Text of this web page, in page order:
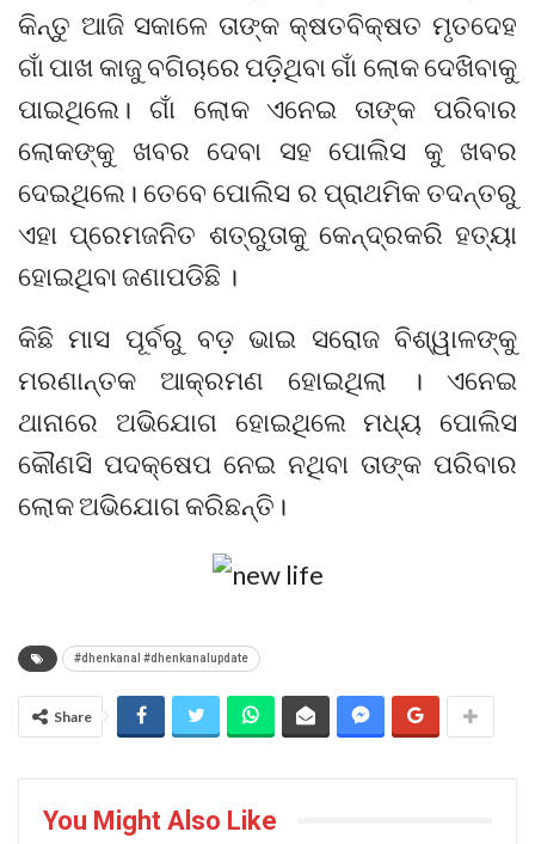
କିନ୍ତୁ ଆଜି ସକାଳେ ତାଙ୍କ କ୍ଷତବିକ୍ଷତ ମୃତଦେହ
ଗାଁ ପାଖ କାଜୁ ବଗିଚାରେ ପଡ଼ିଥିବା ଗାଁ ଲୋକ ଦେଖିବାକୁ
ପାଇଥିଲେ। ଗାଁ ଲୋକ ଏନେଇ ତାଙ୍କ ପରିବାର
ଲୋକଙ୍କୁ ଖବର ଦେବା ସହ ପୋଲିସ କୁ ଖବର
ଦେଇଥିଲେ। ତେବେ ପୋଲିସ ର ପ୍ରାଥମିକ ତଦନ୍ତରୁ
ଏହା ପ୍ରେମଜନିତ ଶତ୍ରୁତାକୁ କେନ୍ଦ୍ରକରି ହତ୍ୟା
ହୋଇଥିବା ଜଣାପଡିଛି ।
କିଛି ମାସ ପୂର୍ବରୁ ବଡ଼ ଭାଇ ସରୋଜ ବିଶ୍ୱାଳଙ୍କୁ
ମରଣାନ୍ତକ ଆକ୍ରମଣ ହୋଇଥିଲା । ଏନେଇ
ଥାନାରେ ଅଭିଯୋଗ ହୋଇଥିଲେ ମଧ୍ୟ ପୋଲିସ
କୌଣସି ପଦକ୍ଷେପ ନେଇ ନଥିବା ତାଙ୍କ ପରିବାର
ଲୋକ ଅଭିଯୋଗ କରିଛନ୍ତି।
#dhenkanal #dhenkanalupdate
Share
You Might Also Like